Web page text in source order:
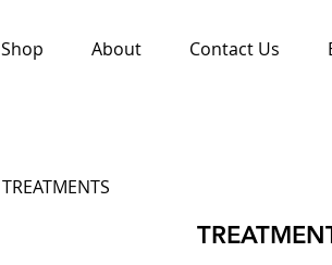
Shop About Contact Us
TREATMENTS